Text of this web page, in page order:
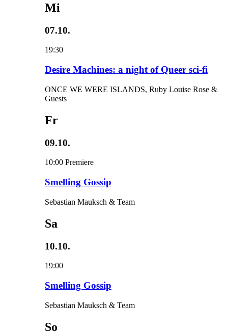
Mi
07.10.
19:30
Desire Machines: a night of Queer sci-fi
ONCE WE WERE ISLANDS, Ruby Louise Rose &
Guests
Fr
09.10.
10:00 Premiere
Smelling Gossip
Sebastian Mauksch & Team
Sa
10.10.
19:00
Smelling Gossip
Sebastian Mauksch & Team
So